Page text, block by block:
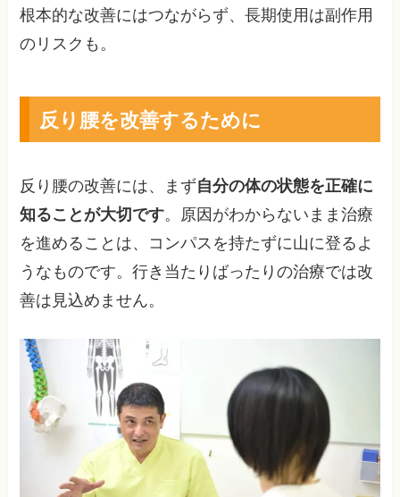
根本的な改善にはつながらず、長期使用は副作用
のリスクも。
反り腰を改善するために
反り腰の改善には、まず自分の体の状態を正確に
知ることが大切です。原因がわからないまま治療
を進めることは、コンパスを持たずに山に登るよ
うなものです。行き当たりばったりの治療では改
善は見込めません。